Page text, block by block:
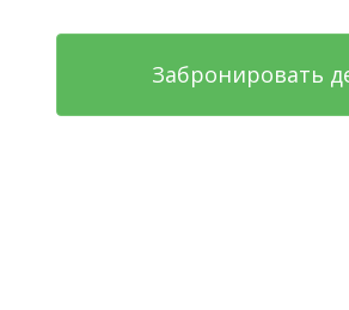
Забронировать